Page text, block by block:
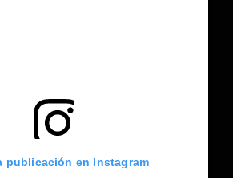
publicación en Instagram